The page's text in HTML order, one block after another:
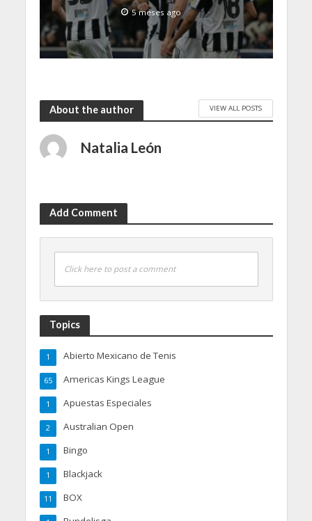
5 meses ago
About the author VIEW ALL POSTS
Natalia León
Add Comment
Click here to post a comment
Topics
Abierto Mexicano de Tenis
1
Americas Kings League
65
Apuestas Especiales
1
Australian Open
2
Bingo
1
Blackjack
1
BOX
11